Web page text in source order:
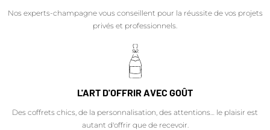
Nos experts-champagne vous conseillent pour la réussite de vos projets
privés et professionnels.
L'ART D'OFFRIR AVEC GOÛT
Des coffrets chics, de la personnalisation, des attentions… le plaisir est
autant d'offrir que de recevoir.